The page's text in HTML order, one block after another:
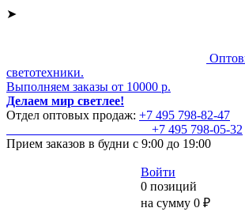
➤
светотехники.
Выполняем заказы от 10000 р.
Делаем мир светлее!
Отдел оптовых продаж: +7 495 798-82-47
+7 495 798-05-32
Прием заказов в будни с 9:00 до 19:00
Войти
0 позиций
на сумму 0 ₽